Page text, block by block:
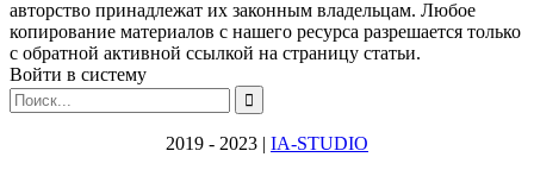
авторство принадлежат их законным владельцам. Любое
копирование материалов с нашего ресурса разрешается только
с обратной активной ссылкой на страницу статьи.
Войти в систему
2019 - 2023 | IA-STUDIO